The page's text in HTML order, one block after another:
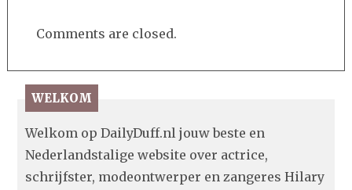
Comments are closed.
WELKOM
Welkom op DailyDuff.nl jouw beste en
Nederlandstalige website over actrice,
schrijfster, modeontwerper en zangeres Hilary